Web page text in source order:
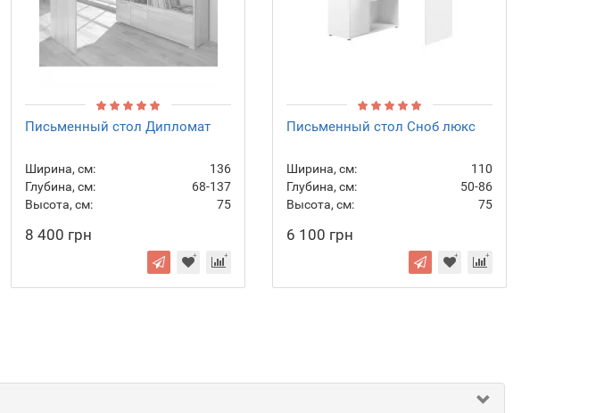
Письменный стол Дипломат
Ширина, см:
136
Глубина, см:
68-137
Высота, см:
75
8 400 грн
Письменный стол Сноб люкс
Ширина, см:
110
Глубина, см:
50-86
Высота, см:
75
6 100 грн